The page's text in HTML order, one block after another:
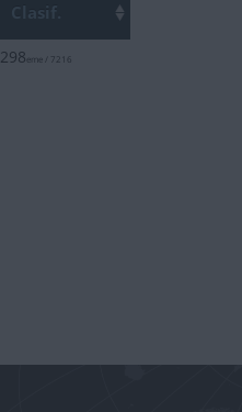
Clasif.
298eme / 7216